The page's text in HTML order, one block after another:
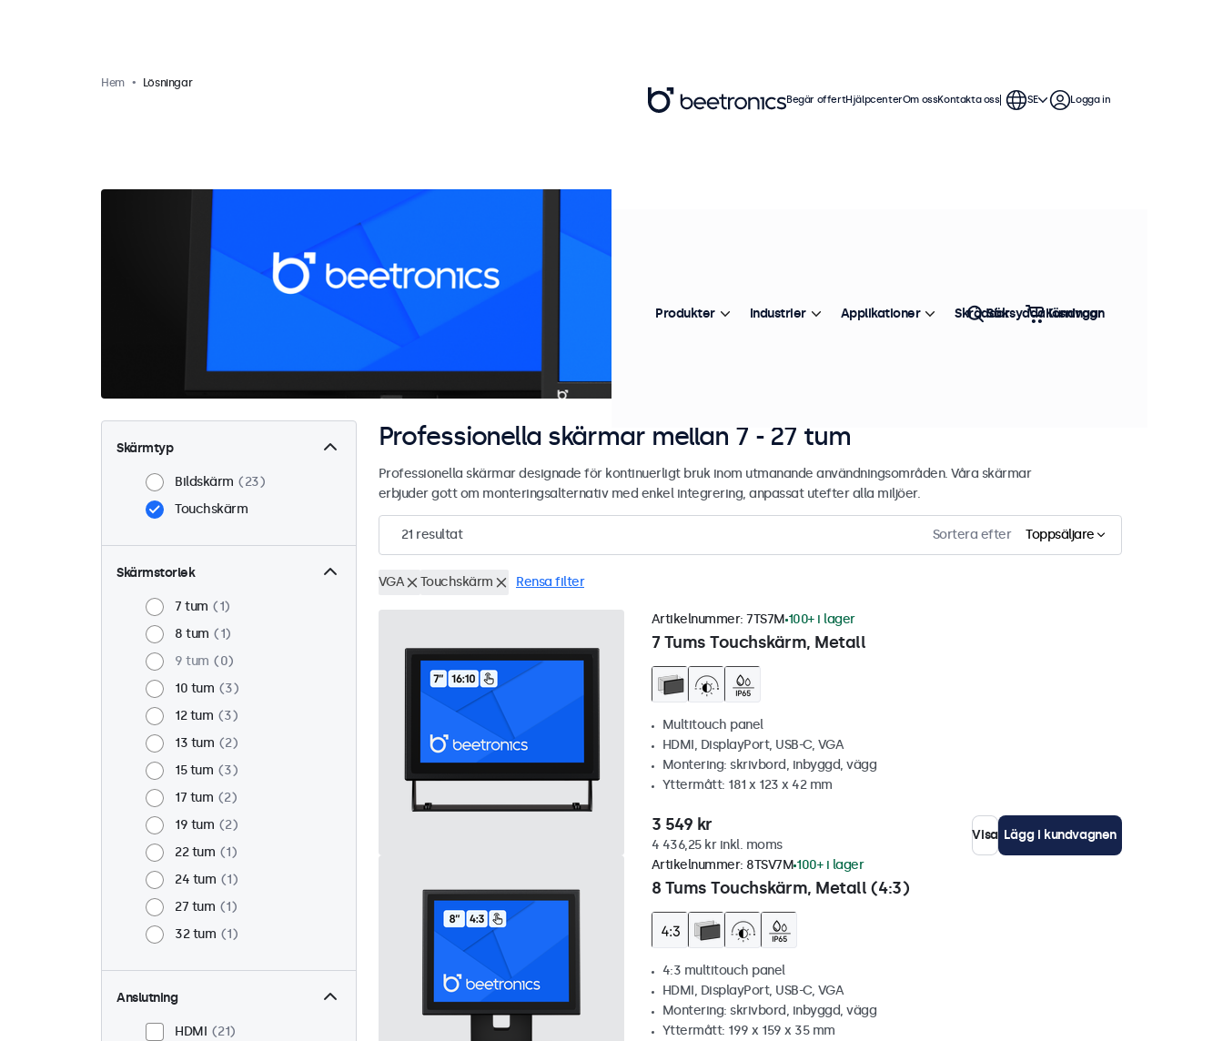
Hem Lösningar
Skärmtyp
Bildskärm
23
Touchskärm
Skärmstorlek
7 tum
1
8 tum
1
9 tum
0
10 tum
3
12 tum
3
13 tum
2
15 tum
3
17 tum
2
19 tum
2
22 tum
1
24 tum
1
27 tum
1
32 tum
1
Anslutning
HDMI
21
Professionella skärmar mellan 7 - 27 tum
Professionella skärmar designade för kontinuerligt bruk inom utmanande användningsområden. Våra skärmar
erbjuder gott om monteringsalternativ med enkel integrering, anpassat utefter alla miljöer.
21 resultat Sortera efter Toppsäljare
VGA Touchskärm Rensa filter
7 Tums Touchskärm, Metall
Artikelnummer: 7TS7M 100+ i lager
Multitouch panel
HDMI, DisplayPort, USB-C, VGA
Montering: skrivbord, inbyggd, vägg
Yttermått: 181 x 123 x 42 mm
3 549 kr
4 436,25 kr inkl. moms
Visa Lägg i kundvagnen
8 Tums Touchskärm, Metall (4:3)
Artikelnummer: 8TSV7M 100+ i lager
4:3 multitouch panel
HDMI, DisplayPort, USB-C, VGA
Montering: skrivbord, inbyggd, vägg
Yttermått: 199 x 159 x 35 mm
Begär offertHjälpcenterOm ossKontakta oss SE Logga in
Produkter Industrier Applikationer Skräddarsydda lösningar
Sök Kundvagn